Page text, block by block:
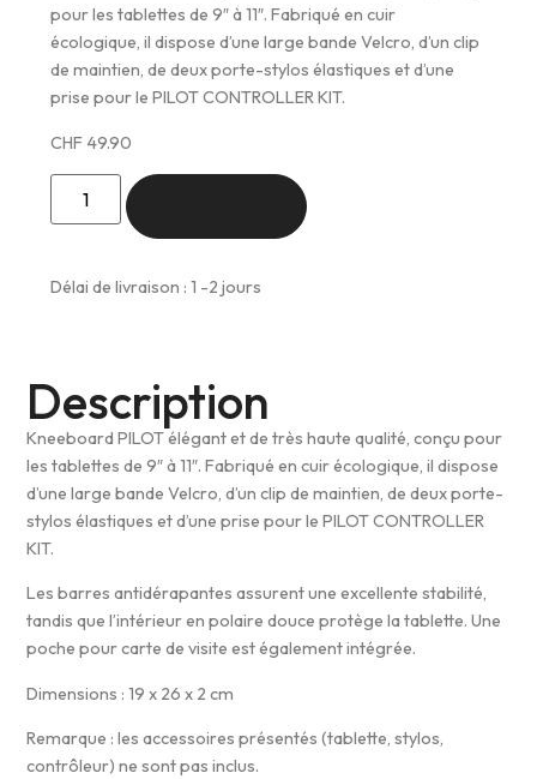
pour les tablettes de 9″ à 11″. Fabriqué en cuir
écologique, il dispose d’une large bande Velcro, d’un clip
de maintien, de deux porte-stylos élastiques et d’une
prise pour le PILOT CONTROLLER KIT.
CHF 49.90
Délai de livraison : 1 -2 jours
Description
Kneeboard PILOT élégant et de très haute qualité, conçu pour
les tablettes de 9″ à 11″. Fabriqué en cuir écologique, il dispose
d’une large bande Velcro, d’un clip de maintien, de deux porte-
stylos élastiques et d’une prise pour le PILOT CONTROLLER
KIT.
Les barres antidérapantes assurent une excellente stabilité,
tandis que l’intérieur en polaire douce protège la tablette. Une
poche pour carte de visite est également intégrée.
Dimensions : 19 x 26 x 2 cm
Remarque : les accessoires présentés (tablette, stylos,
contrôleur) ne sont pas inclus.